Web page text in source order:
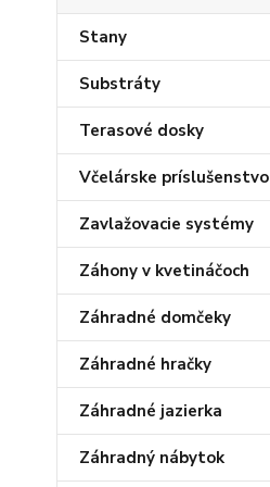
Stany
Substráty
Terasové dosky
Včelárske príslušenstvo
Zavlažovacie systémy
Záhony v kvetináčoch
Záhradné domčeky
Záhradné hračky
Záhradné jazierka
Záhradný nábytok